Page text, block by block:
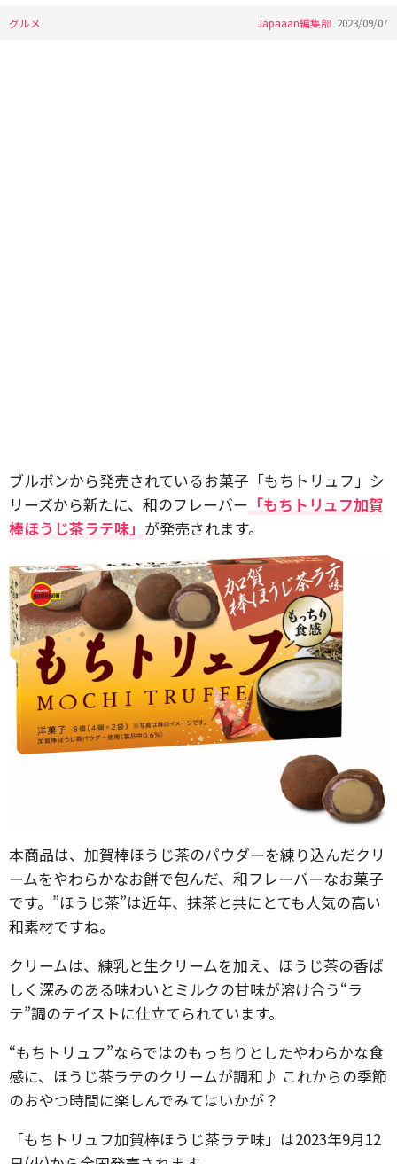
グルメ Japaaan編集部 2023/09/07
ブルボンから発売されているお菓子「もちトリュフ」シ
リーズから新たに、和のフレーバー 「もちトリュフ加賀
棒ほうじ茶ラテ味」 が発売されます。
本商品は、加賀棒ほうじ茶のパウダーを練り込んだクリ
ームをやわらかなお餅で包んだ、和フレーバーなお菓子
です。”ほうじ茶”は近年、抹茶と共にとても人気の高い
和素材ですね。
クリームは、練乳と生クリームを加え、ほうじ茶の香ば
しく深みのある味わいとミルクの甘味が溶け合う“ラ
テ”調のテイストに仕立てられています。
“もちトリュフ”ならではのもっちりとしたやわらかな食
感に、ほうじ茶ラテのクリームが調和♪ これからの季節
のおやつ時間に楽しんでみてはいかが？
「もちトリュフ加賀棒ほうじ茶ラテ味」は2023年9月12